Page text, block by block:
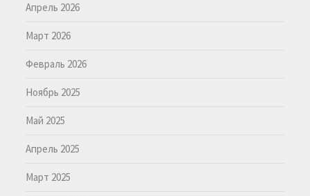
Апрель 2026
Март 2026
Февраль 2026
Ноябрь 2025
Май 2025
Апрель 2025
Март 2025